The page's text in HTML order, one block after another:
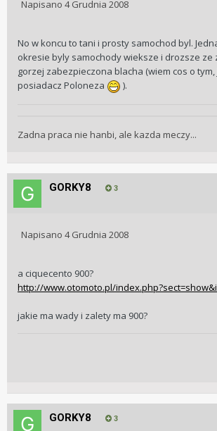
Napisano 4 Grudnia 2008
No w koncu to tani i prosty samochod byl.
okresie byly samochody wieksze i drozsze ze
gorzej zabezpieczona blacha (wiem cos o
posiadacz Poloneza
).
Zadna praca nie hanbi, ale kazda meczy...
GORKY8 3
Napisano 4 Grudnia 2008
a ciquecento 900?
http://www.otomoto.pl/
jakie ma wady i zalety ma 900?
GORKY8 3